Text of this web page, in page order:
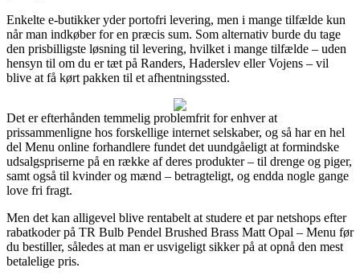
Enkelte e-butikker yder portofri levering, men i mange tilfælde kun
når man indkøber for en præcis sum. Som alternativ burde du tage
den prisbilligste løsning til levering, hvilket i mange tilfælde – uden
hensyn til om du er tæt på Randers, Haderslev eller Vojens – vil
blive at få kørt pakken til et afhentningssted.
Det er efterhånden temmelig problemfrit for enhver at
prissammenligne hos forskellige internet selskaber, og så har en hel
del Menu online forhandlere fundet det uundgåeligt at formindske
udsalgspriserne på en række af deres produkter – til drenge og piger,
samt også til kvinder og mænd – betragteligt, og endda nogle gange
love fri fragt.
Men det kan alligevel blive rentabelt at studere et par netshops efter
rabatkoder på TR Bulb Pendel Brushed Brass Matt Opal – Menu før
du bestiller, således at man er usvigeligt sikker på at opnå den mest
betalelige pris.